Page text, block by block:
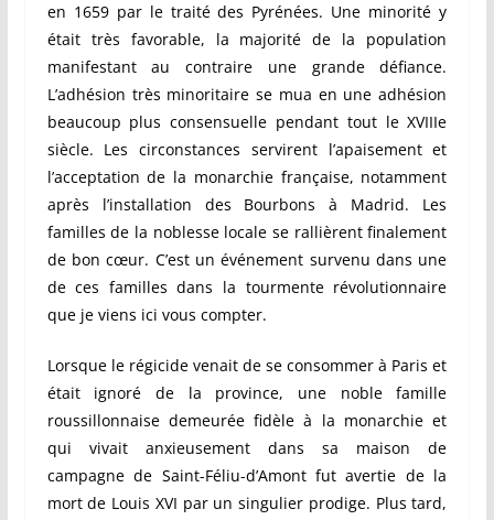
en 1659 par le traité des Pyrénées. Une minorité y
était très favorable, la majorité de la population
manifestant au contraire une grande défiance.
L’adhésion très minoritaire se mua en une adhésion
beaucoup plus consensuelle pendant tout le XVIIIe
siècle. Les circonstances servirent l’apaisement et
l’acceptation de la monarchie française, notamment
après l’installation des Bourbons à Madrid. Les
familles de la noblesse locale se rallièrent finalement
de bon cœur. C’est un événement survenu dans une
de ces familles dans la tourmente révolutionnaire
que je viens ici vous compter.
Lorsque le régicide venait de se consommer à Paris et
était ignoré de la province, une noble famille
roussillonnaise demeurée fidèle à la monarchie et
qui vivait anxieusement dans sa maison de
campagne de Saint-Féliu-d’Amont fut avertie de la
mort de Louis XVI par un singulier prodige. Plus tard,